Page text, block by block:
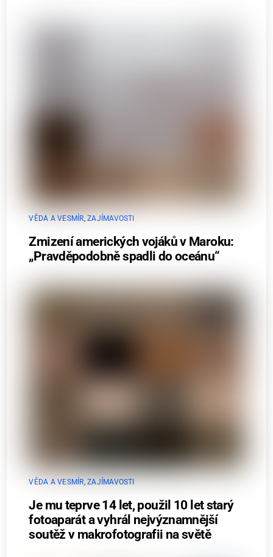
VĚDA A VESMÍR ,ZAJÍMAVOSTI
Zmizení amerických vojáků v Maroku:
„Pravděpodobně spadli do oceánu“
VĚDA A VESMÍR,ZAJÍMAVOSTI
Je mu teprve 14 let, použil 10 let starý
fotoaparát a vyhrál nejvýznamnější
soutěž v makrofotografii na světě